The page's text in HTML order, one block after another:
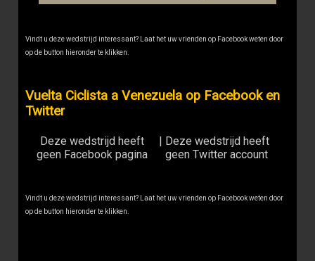
Vindt u deze wedstrijd interessant? Laat het uw vrienden op Facebook weten door
op de button hieronder te klikken.
Vuelta Ciclista a Venezuela op Facebook en
Twitter
Deze wedstrijd heeft
geen Facebook pagina
| Deze wedstrijd heeft
geen Twitter account
Vindt u deze wedstrijd interessant? Laat het uw vrienden op Facebook weten door
op de button hieronder te klikken.